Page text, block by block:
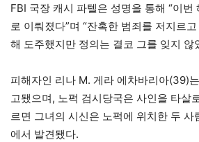
FBI 국장 캐시 파텔은 성명을 통해 “이번
로 이뤄졌다”며 “잔혹한 범죄를 저지르
해 도주했지만 정의는 결코 그를 잊지 않
피해자인 리나 M. 게라 에차바리아(39)
고됐으며, 노퍽 검시당국은 사인을 타살
르면 그녀의 시신은 노퍽에 위치한 두
에서 발견됐다.